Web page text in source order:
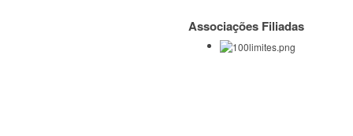
Associações Filiadas